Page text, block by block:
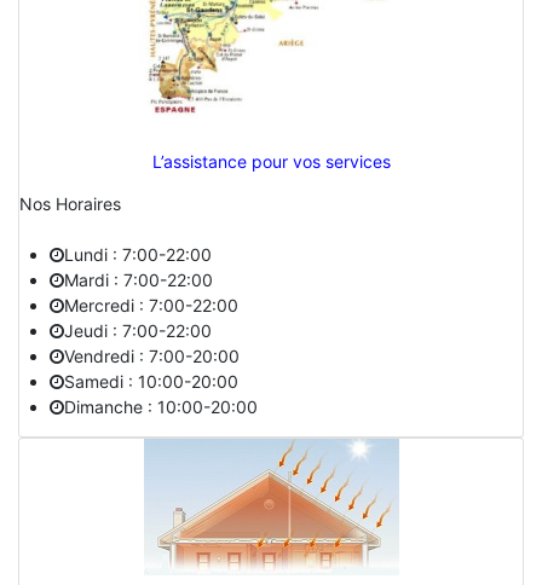
L’assistance pour vos services
Nos Horaires
Lundi : 7:00-22:00
Mardi : 7:00-22:00
Mercredi : 7:00-22:00
Jeudi : 7:00-22:00
Vendredi : 7:00-20:00
Samedi : 10:00-20:00
Dimanche : 10:00-20:00